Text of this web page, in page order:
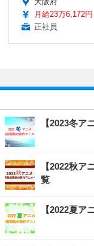
月給23万6,172円
正社員
【2023冬
【2022秋ア
覧
【2022夏